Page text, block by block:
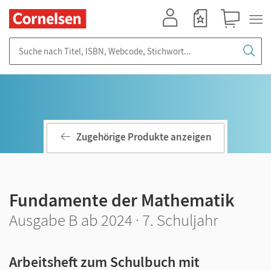
Zugehörige Produkte anzeigen
Fundamente der Mathematik
Ausgabe B ab 2024 · 7. Schuljahr
Arbeitsheft zum Schulbuch mit